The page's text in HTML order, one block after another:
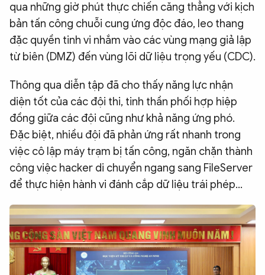
qua những giờ phút thực chiến căng thẳng với kịch
bản tấn công chuỗi cung ứng độc đáo, leo thang
đặc quyền tinh vi nhắm vào các vùng mạng giả lập
từ biên (DMZ) đến vùng lõi dữ liệu trọng yếu (CDC).
Thông qua diễn tập đã cho thấy năng lực nhận
diện tốt của các đội thi, tinh thần phối hợp hiệp
đồng giữa các đội cũng như khả năng ứng phó.
Đặc biệt, nhiều đội đã phản ứng rất nhanh trong
việc cô lập máy trạm bị tấn công, ngăn chặn thành
công việc hacker di chuyển ngang sang FileServer
để thực hiện hành vi đánh cắp dữ liệu trái phép…